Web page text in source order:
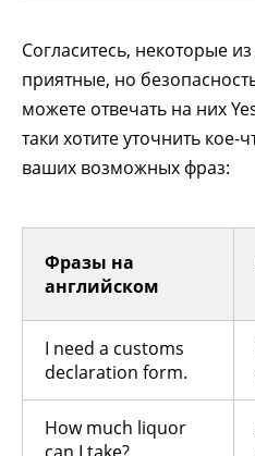
Согласитесь, некоторые
приятные, но
можете отвечать на них
таки хотите уточнить
ваших возможных фраз:
Фразы на
английском
I need a customs
declaration form.
How much liquor